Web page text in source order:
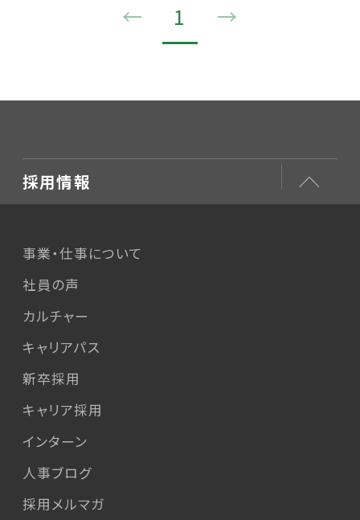
← 1 →
採用情報
事業・仕事について
社員の声
カルチャー
キャリアパス
新卒採用
キャリア採用
インターン
人事ブログ
採用メルマガ